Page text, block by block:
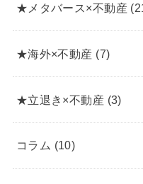
★メタバース×不動産
★海外×不動産 (7)
★立退き×不動産 (3)
コラム (10)